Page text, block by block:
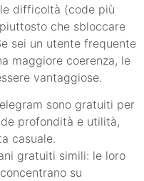
difficoltà (code più
che sbloccare
sei un utente frequente
maggiore coerenza, le
vantaggiose.
sono gratuiti per
profondità e utilità,
casuale.
gratuiti simili: le loro
su